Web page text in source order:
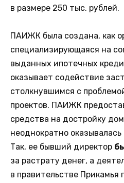
в размере 250 тыс. рублей.
ПАИЖК была создана, как
специализирующаяся на
выданных ипотечных
оказывает содействие
столкнувшимся с
проектов. ПАИЖК
средства на достройку
неоднократно
Так, ее бывший директор
за растрату денег, а
в правительстве Прикамья